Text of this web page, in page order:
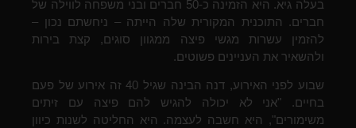
בעלה גיא. היא הזמינה כ-50 חברים ובני משפחה לווילה של
חברים. התוכנית המקורית שלה הייתה – ניחשתם נכון –
להזמין עשרות מגשי פיצה ממגוון סוגים, קצת בירות
ולהשאיר את העניינים פשוטים.
שבוע לפני האירוע, דנה הבינה שגיל 40 זה אירוע של פעם
בחיים. "אני לא יכולה להגיש להם פיצה עם זיתים
משימורים", היא חשבה לעצמה. היא החליטה לשנות כיוון